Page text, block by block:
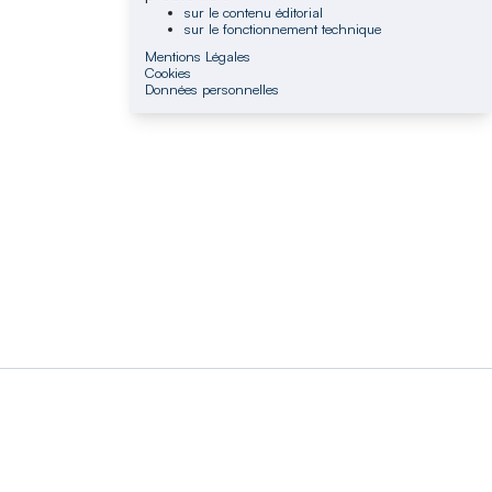
sur le contenu éditorial
sur le fonctionnement technique
Mentions Légales
Cookies
Données personnelles